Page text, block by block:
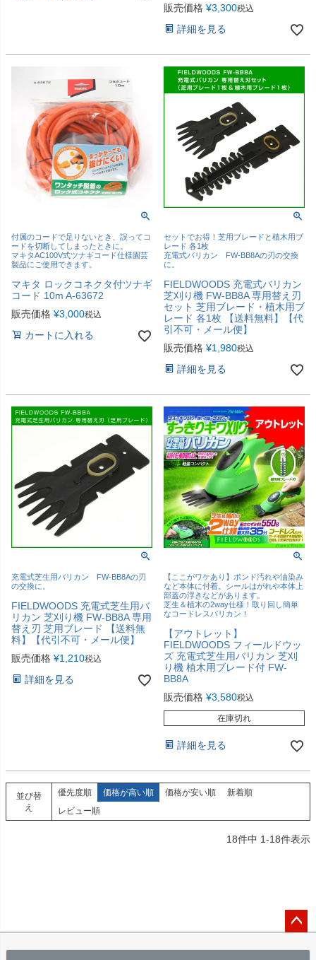
販売価格 ¥3,300税込
詳細を見る
付属のコードで足りないとき、誤ってコ
ードを切断してしまったときに。
マキタAC100V式ツナギコード仕様園芸
製品にご使用できます。
マキタ ロックコネクタ付ツナギ
コード 10m A-63672
販売価格 ¥3,000税込
カートに入れる
セットでお得！芝用ブレードと植木用ブ
レード 各1枚
充電式バリカン FW-BB8Aの刃の交換
に。
FIELDWOODS 充電式バリカン
芝刈り機 FW-BB8A 専用替え刃
セット 芝用ブレード・植木用ブ
レード 各1枚 【送料無料】【代
引不可・メール便】
販売価格 ¥1,980税込
詳細を見る
充電式芝生用バリカン FW-BB8Aの刃
の交換に。
FIELDWOODS 充電式芝生用バ
リカン 芝刈り機 FW-BB8A 専用
替え刃 芝用ブレード 【送料無
料】【代引不可・メール便】
販売価格 ¥1,210税込
詳細を見る
【ここがワケあり】ボンド汚れや油染み
など本体に付着。シールはがれや本体上
部蓋の浮きなどがあります。
芝生＆植木の2way仕様！取り回し簡単
なコードレスバリカン！
【アウトレット】
FIELDWOODS フィールドウッ
ズ 充電式芝生用バリカン 芝刈
り機 植木用ブレード付 FW-
BB8A
販売価格 ¥3,580税込
在庫切れ
詳細を見る
並び替
え
優先度順 価格が高い順 価格が安い順
新着順
レビュー順
18件中 1-18件表示